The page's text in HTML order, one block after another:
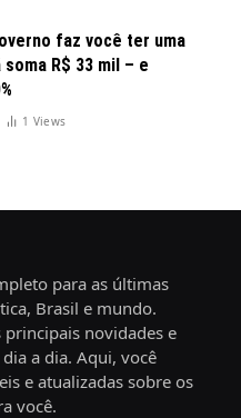
faz você ter uma
soma R$ 33 mil – e
1 Views
para as últimas
Brasil e mundo.
novidades e
a dia. Aqui, você
e atualizadas sobre os
você.